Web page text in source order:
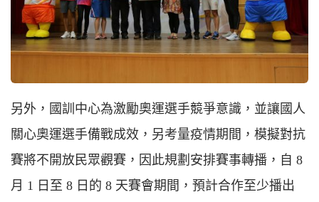
另外，國訓中心為激勵奧運選手競爭意識，並讓國人
關心奧運選手備戰成效，另考量疫情期間，模擬對抗
賽將不開放民眾觀賽，因此規劃安排賽事轉播，自 8
月 1 日至 8 日的 8 天賽會期間，預計合作至少播出